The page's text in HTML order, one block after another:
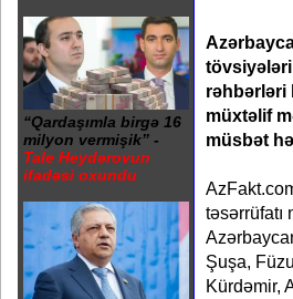
“Qardaşımla birgə 16
milyon vermişik” -
Tale Heydərovun
ifadəsi oxundu
rəhbərləri
müxtəlif
müsbət
Şuşa,
Kürdəmir,